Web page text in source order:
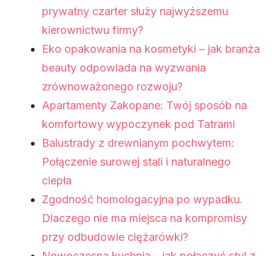
prywatny czarter służy najwyższemu
kierownictwu firmy?
Eko opakowania na kosmetyki – jak branża
beauty odpowiada na wyzwania
zrównoważonego rozwoju?
Apartamenty Zakopane: Twój sposób na
komfortowy wypoczynek pod Tatrami
Balustrady z drewnianym pochwytem:
Połączenie surowej stali i naturalnego
ciepła
Zgodność homologacyjna po wypadku.
Dlaczego nie ma miejsca na kompromisy
przy odbudowie ciężarówki?